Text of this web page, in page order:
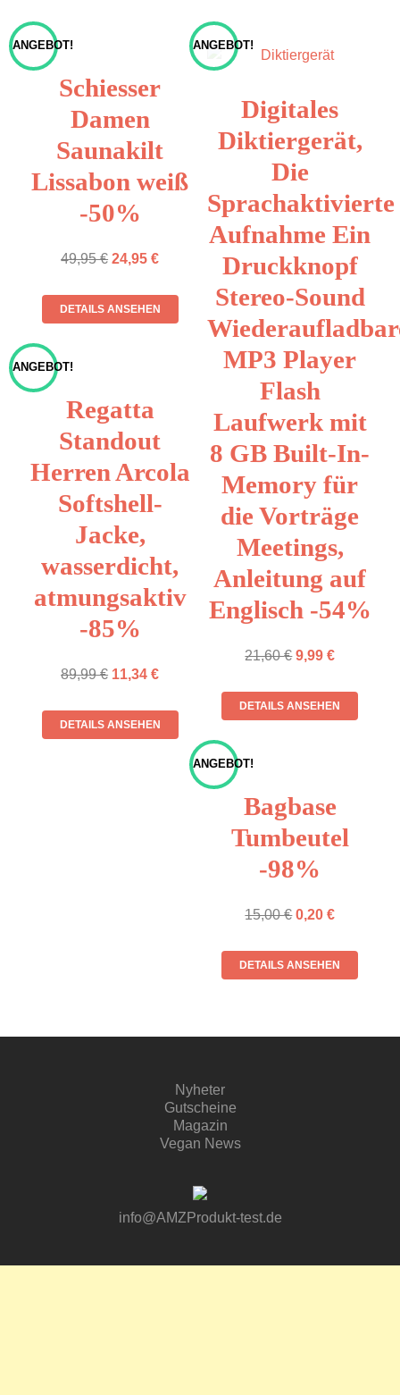
ANGEBOT!
Schiesser
Damen
Saunakilt
Lissabon weiß
-50%
49,95€ 24,95€
DETAILS ANSEHEN
ANGEBOT!
Digitales
Diktiergerät,
Die
Sprachaktivierte
Aufnahme Ein
Druckknopf
Stereo-Sound
MP3 Player
Flash
Laufwerk mit
8 GB Built-In-
Memory für
die Vorträge
Meetings,
Anleitung auf
Englisch -54%
21,60€ 9,99€
DETAILS ANSEHEN
ANGEBOT!
Regatta
Standout
Herren Arcola
Softshell-
Jacke,
wasserdicht,
atmungsaktiv
-85%
89,99€ 11,34€
DETAILS ANSEHEN
ANGEBOT!
Bagbase
Tumbeutel
-98%
15,00€ 0,20€
DETAILS ANSEHEN
Nyheter
Gutscheine
Magazin
Vegan News
info@AMZProdukt-test.de